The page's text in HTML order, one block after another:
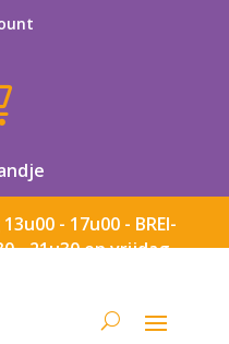
- 17u00 - BREI-
- 21u30 en vrijdag